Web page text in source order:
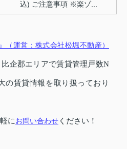
込) ご注意事項 ※楽ゾ...
（運営：株式会社松堀不動産）
企郡エリアで賃貸管理戸数N
の賃貸情報を取り扱っており
にお問い合わせ ください！